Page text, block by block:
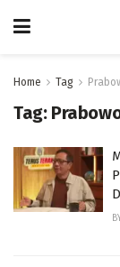
Home Tag
Tag: